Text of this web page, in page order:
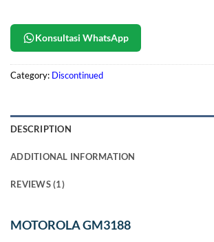
Konsultasi WhatsApp
Category: Discontinued
DESCRIPTION
ADDITIONAL INFORMATION
REVIEWS (1)
MOTOROLA GM3188